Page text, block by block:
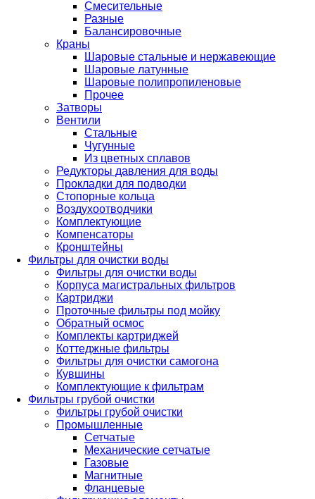
Смесительные
Разные
Балансировочные
Краны
Шаровые стальные и нержавеющие
Шаровые латунные
Шаровые полипропиленовые
Прочее
Затворы
Вентили
Стальные
Чугунные
Из цветных сплавов
Редукторы давления для воды
Прокладки для подводки
Стопорные кольца
Воздухоотводчики
Комплектующие
Компенсаторы
Кронштейны
Фильтры для очистки воды
Фильтры для очистки воды
Корпуса магистральных фильтров
Картриджи
Проточные фильтры под мойку
Обратный осмос
Комплекты картриджей
Коттеджные фильтры
Фильтры для очистки самогона
Кувшины
Комплектующие к фильтрам
Фильтры грубой очистки
Фильтры грубой очистки
Промышленные
Сетчатые
Механические сетчатые
Газовые
Магнитные
Фланцевые